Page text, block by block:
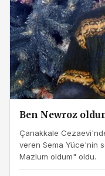
Ben Newroz
Çanakkale
veren Sema Yüce'nin
Mazlum oldum" oldu.